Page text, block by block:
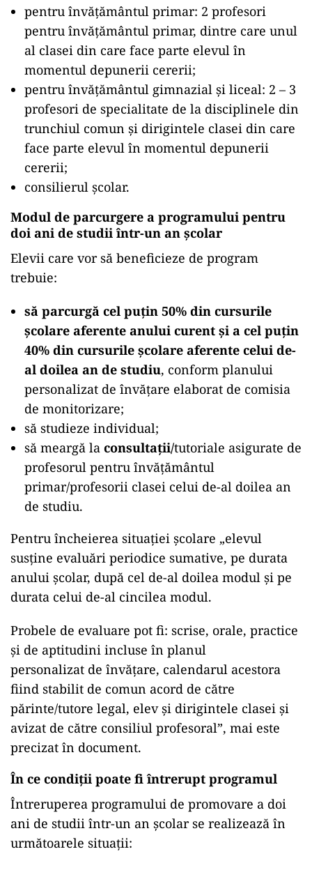
pentru învăţământul primar: 2 profesori
pentru învăţământul primar, dintre care unul
al clasei din care face parte elevul în
momentul depunerii cererii;
pentru învăţământul gimnazial şi liceal: 2 – 3
profesori de specialitate de la disciplinele din
trunchiul comun şi dirigintele clasei din care
face parte elevul în momentul depunerii
cererii;
consilierul şcolar.
Modul de parcurgere a programului pentru
doi ani de studii într-un an școlar
Elevii care vor să beneficieze de program
trebuie:
să parcurgă cel puţin 50% din cursurile
şcolare aferente anului curent şi a cel puţin
40% din cursurile şcolare aferente celui de-
al doilea an de studiu, conform planului
personalizat de învățare elaborat de comisia
de monitorizare;
să studieze individual;
să meargă la consultaţii/tutoriale asigurate de
profesorul pentru învăţământul
primar/profesorii clasei celui de-al doilea an
de studiu.
Pentru încheierea situației școlare „elevul
susține evaluări periodice sumative, pe durata
anului școlar, după cel de-al doilea modul și pe
durata celui de-al cincilea modul.
Probele de evaluare pot fi: scrise, orale, practice
şi de aptitudini incluse în planul
personalizat de învățare, calendarul acestora
fiind stabilit de comun acord de către
părinte/tutore legal, elev şi dirigintele clasei şi
avizat de către consiliul profesoral”, mai este
precizat în document.
În ce condiții poate fi întrerupt programul
Întreruperea programului de promovare a doi
ani de studii într-un an şcolar se realizează în
următoarele situaţii: